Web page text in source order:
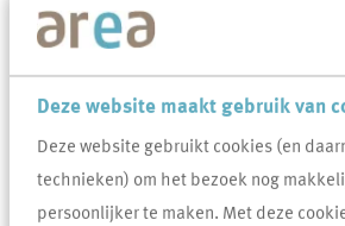
Deze website maakt gebruik van
Deze website gebruikt cookies (en
technieken) om het bezoek nog
persoonlijker te maken. Met deze